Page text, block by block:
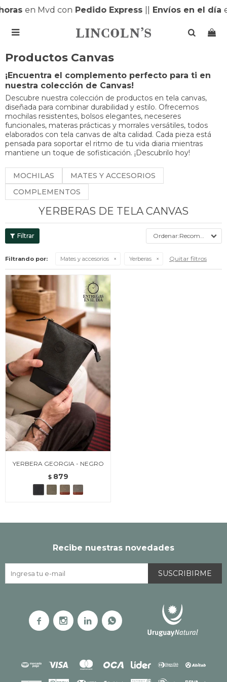
en Mvd conPedido Express| Envíos en el día

Productos Canvas
¡Encuentra el complemento perfecto para ti en
nuestra colección de Canvas!
Descubre nuestra colección de productos en tela canvas,
diseñada para combinar durabilidad y estilo. Ofrecemos
mochilas resistentes, bolsos elegantes, neceseres
funcionales, materas prácticas y morrales versátiles, todos
elaborados con tela canvas de alta calidad. Cada pieza está
pensada para soportar el ritmo de tu vida diaria mientras
mantiene un toque de sofisticación. ¡Descubrilo hoy!
MOCHILAS
MATES Y ACCESORIOS
COMPLEMENTOS
YERBERAS DE TELA CANVAS
Recomendados
Filtrando por: Mates y accesorios Yerberas Quitar filtros
YERBERA GEORGIA - NEGRO
$ 879
Recibe nuestras novedades
SUSCRIBIRME
   